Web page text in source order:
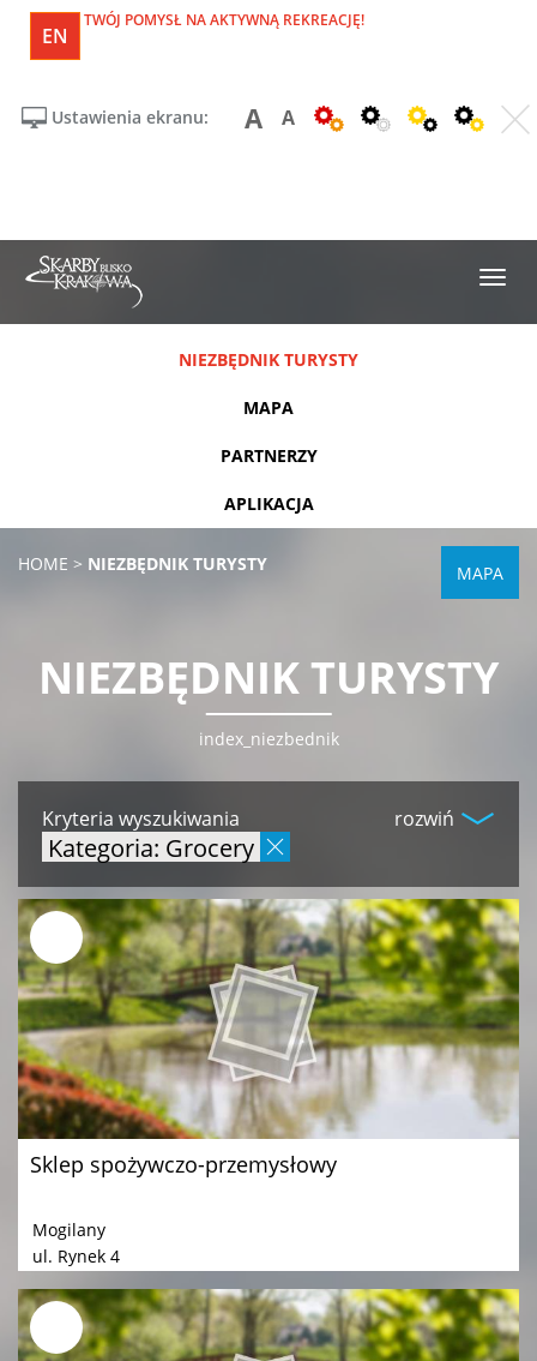
EN
TWÓJ POMYSŁ NA AKTYWNĄ REKREACJĘ!
Ustawienia ekranu: A A
NIEZBĘDNIK TURYSTY
MAPA
PARTNERZY
APLIKACJA
HOME > NIEZBĘDNIK TURYSTY MAPA
NIEZBĘDNIK TURYSTY
index_niezbednik
rozwiń
Kryteria wyszukiwania
Kategoria: Grocery
Sklep spożywczo-przemysłowy
Mogilany
ul. Rynek 4